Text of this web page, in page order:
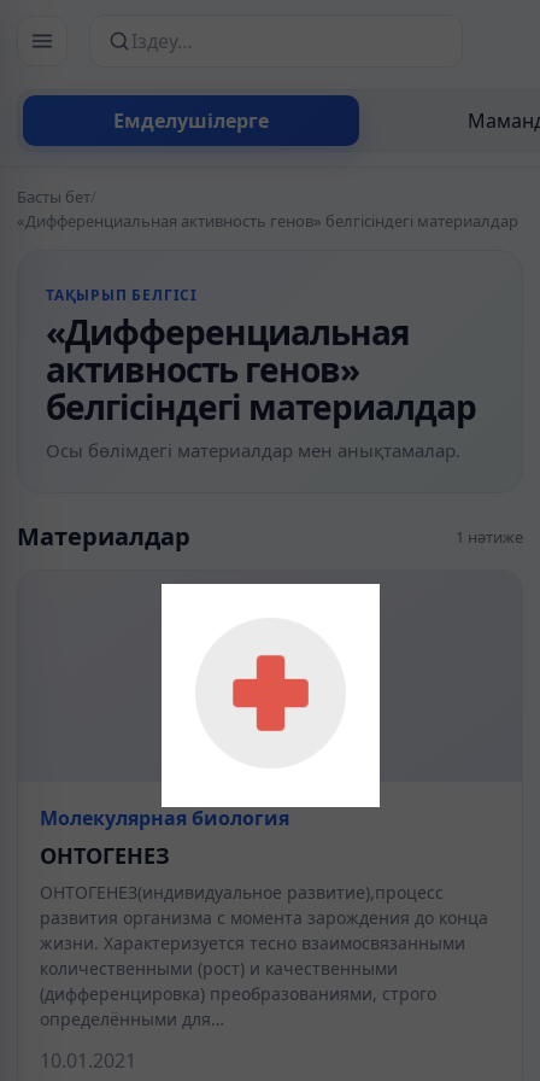
Емделушілерге
Сайттан іздеу
Басты бет/
«Дифференциальная активность генов» белгісіндегі материалдар
ТАҚЫРЫП БЕЛГІСІ
«Дифференциальная
активность генов»
белгісіндегі материалдар
Осы бөлімдегі материалдар мен анықтамалар.
Материалдар 1 нәтиже
Молекулярная биология
ОНТОГЕНЕЗ
ОНТОГЕНЕЗ(индивидуальное развитие),процесс
развития организма с момента зарождения до конца
жизни. Характеризуется тесно взаимосвязанными
количественными (рост) и качественными
(дифференцировка) преобразованиями, строго
определёнными для…
10.01.2021